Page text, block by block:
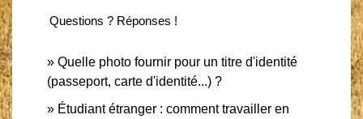
Questions ? Réponses !
Quelle photo fournir pour un titre d'identité
(passeport, carte d'identité...) ?
Étudiant étranger : comment travailler en